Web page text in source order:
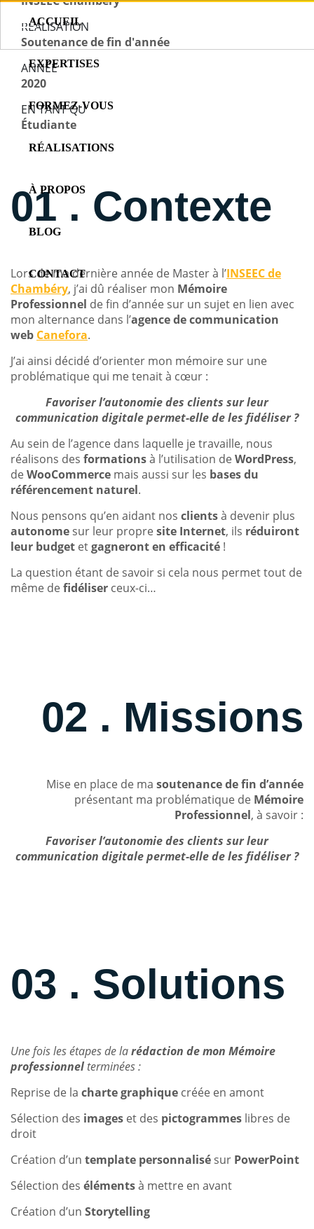
ACCUEIL
EXPERTISES
FORMEZ-VOUS
RÉALISATIONS
À PROPOS
BLOG
CONTACT
RÉALISATION
Soutenance de fin d'année
ANNÉE
2020
EN TANT QU'
Étudiante
01 . Contexte
Lors de ma dernière année de Master à l’INSEEC de
Chambéry, j’ai dû réaliser mon Mémoire
Professionnel de fin d’année sur un sujet en lien avec
mon alternance dans l’agence de communication
web Canefora.
J’ai ainsi décidé d’orienter mon mémoire sur une
problématique qui me tenait à cœur :
Favoriser l’autonomie des clients sur leur
communication digitale permet-elle de les fidéliser ?
Au sein de l’agence dans laquelle je travaille, nous
réalisons des formationsà l’utilisation de WordPress,
de WooCommerce mais aussi sur les bases du
référencement naturel.
Nous pensons qu’en aidant nos clientsà devenir plus
autonome sur leur propre site Internet, ils réduiront
leur budget etgagneront en efficacité !
La question étant de savoir si cela nous permet tout de
même de fidéliser ceux-ci…
02 . Missions
Mise en place de ma soutenance de fin d’année
présentant ma problématique de Mémoire
Professionnel, à savoir :
Favoriser l’autonomie des clients sur leur
communication digitale permet-elle de les fidéliser ?
03 . Solutions
Une fois les étapes de larédaction de mon Mémoire
professionnelterminées :
Reprise de la charte graphique créée en amont
Sélection des images et des pictogrammes libres de
droit
Création d’un template personnalisé sur PowerPoint
Sélection des élémentsà mettre en avant
Création d’un Storytelling